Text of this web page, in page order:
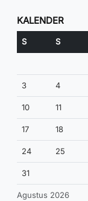
KALENDER
Agustus 2026
S S
3 4
10 11
17 18
24 25
31